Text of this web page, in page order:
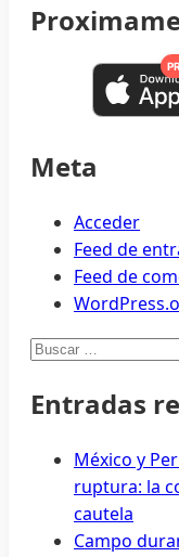
Meta
Acceder
Feed de
Feed de
Buscar:
Entradas
México y
ruptura: la
cautela
Campo